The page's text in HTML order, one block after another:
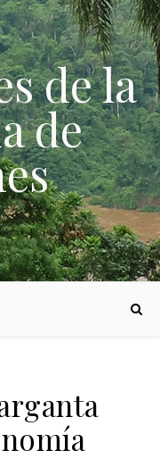
de la
de